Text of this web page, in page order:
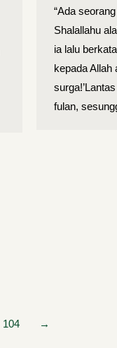
“Ada
Shalallahu
ia lalu
kepada
fulan,
104 →